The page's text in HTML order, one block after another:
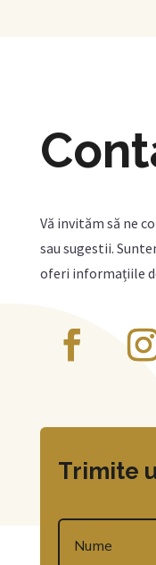
Vă invităm să ne
sau sugestii.
oferi informațiile
Trimite